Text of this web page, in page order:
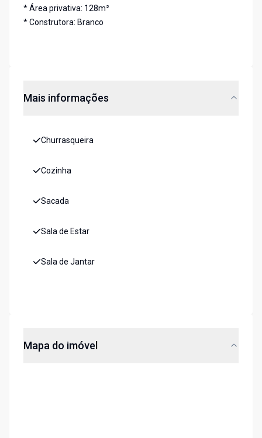
* Área privativa: 128m²
* Construtora: Branco
Mais informações
Churrasqueira
Cozinha
Sacada
Sala de Estar
Sala de Jantar
Mapa do imóvel